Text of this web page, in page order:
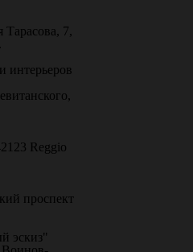
7,
интерьеров
Reggio
проспект
эскиз"